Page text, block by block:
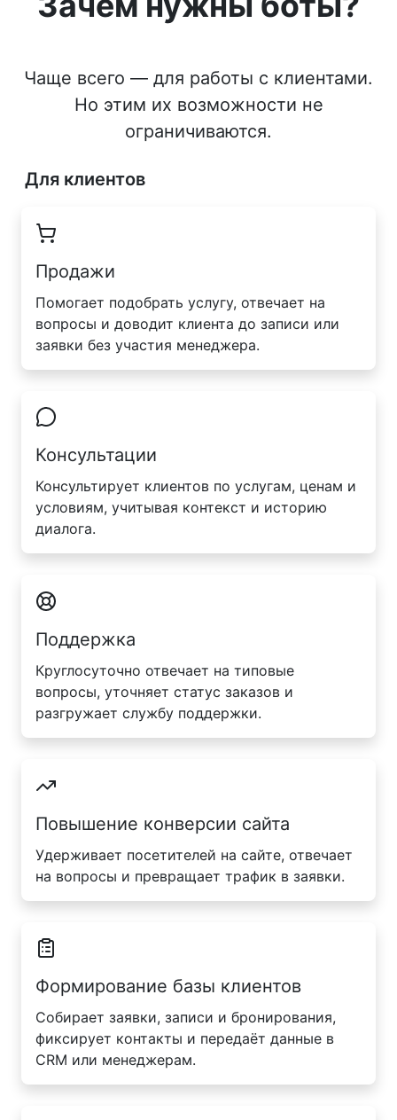
Чаще всего — для работы с клиентами.
Но этим их возможности не
ограничиваются.
Для клиентов
Продажи
Помогает подобрать услугу, отвечает на
вопросы и доводит клиента до записи или
заявки без участия менеджера.
Консультации
Консультирует клиентов по услугам, ценам и
условиям, учитывая контекст и историю
диалога.
Поддержка
Круглосуточно отвечает на типовые
вопросы, уточняет статус заказов и
разгружает службу поддержки.
Повышение конверсии сайта
Удерживает посетителей на сайте, отвечает
на вопросы и превращает трафик в заявки.
Формирование базы клиентов
Собирает заявки, записи и бронирования,
фиксирует контакты и передаёт данные в
CRM или менеджерам.